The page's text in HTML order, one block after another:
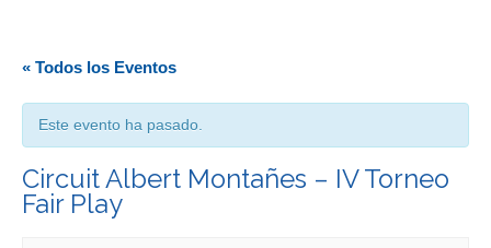
« Todos los Eventos
Este evento ha pasado.
Circuit Albert Montañes – IV Torneo
Fair Play